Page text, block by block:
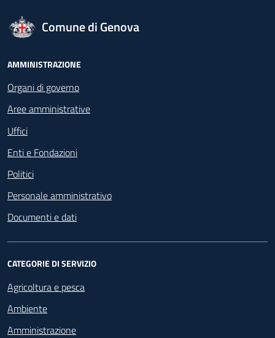
logo Unione Europea
Comune di Genova
Footer - Navigazione
AMMINISTRAZIONE
Organi di governo
Aree amministrative
Uffici
Enti e Fondazioni
Politici
Personale amministrativo
Documenti e dati
CATEGORIE DI SERVIZIO
Agricoltura e pesca
Ambiente
Amministrazione